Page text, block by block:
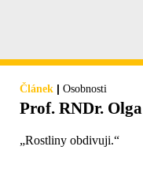
Článek | Osobnosti
Prof. RNDr.
„Rostliny obdivuji.“